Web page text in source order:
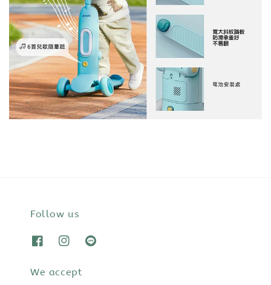
Follow us
We accept